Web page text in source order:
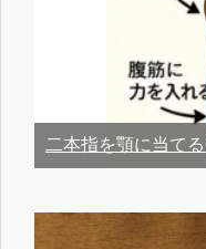
二本指を顎に当て